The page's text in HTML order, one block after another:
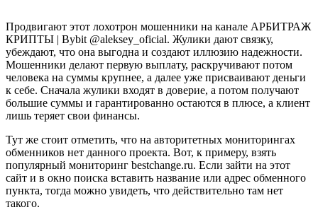
Продвигают этот лохотрон мошенники на канале АРБИТРАЖ
КРИПТЫ | Bybit @aleksey_oficial. Жулики дают связку,
убеждают, что она выгодна и создают иллюзию надежности.
Мошенники делают первую выплату, раскручивают потом
человека на суммы крупнее, а далее уже присваивают деньги
к себе. Сначала жулики входят в доверие, а потом получают
большие суммы и гарантированно остаются в плюсе, а клиент
лишь теряет свои финансы.
Тут же стоит отметить, что на авторитетных мониторингах
обменников нет данного проекта. Вот, к примеру, взять
популярный мониторинг bestchange.ru. Если зайти на этот
сайт и в окно поиска вставить название или адрес обменного
пункта, тогда можно увидеть, что действительно там нет
такого.